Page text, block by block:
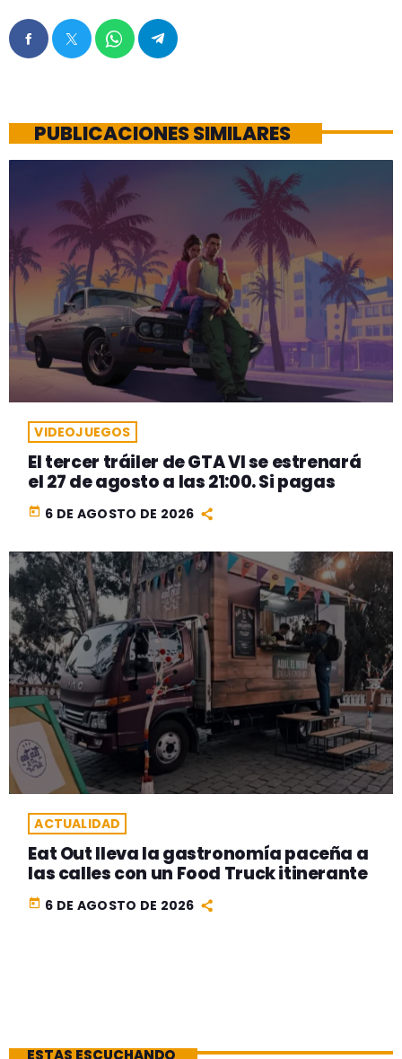
PUBLICACIONES SIMILARES
VIDEOJUEGOS
El tercer tráiler de GTA VI se estrenará
el 27 de agosto a las 21:00. Si pagas
today 6 DE AGOSTO DE 2026
ACTUALIDAD
Eat Out lleva la gastronomía paceña a
las calles con un Food Truck itinerante
today 6 DE AGOSTO DE 2026
ESTAS ESCUCHANDO